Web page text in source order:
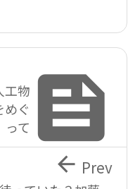

工物
めぐ
って
 Prev